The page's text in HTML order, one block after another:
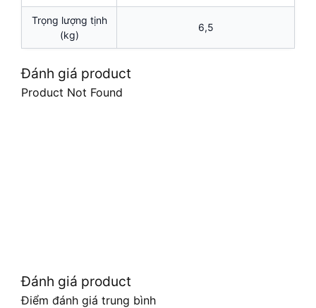
Trọng lượng tịnh
(kg)
6,5
Đánh giá product
Product Not Found
Đánh giá product
Điểm đánh giá trung bình